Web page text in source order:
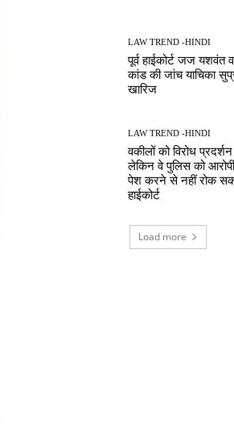
LAW TREND -HINDI
पूर्व हाईकोर्ट जज यशवंत
कांड की जांच याचिका
खारिज
LAW TREND -HINDI
वकीलों को विरोध
लेकिन वे पुलिस को
पेश करने से नहीं रोक
हाईकोर्ट
Load more